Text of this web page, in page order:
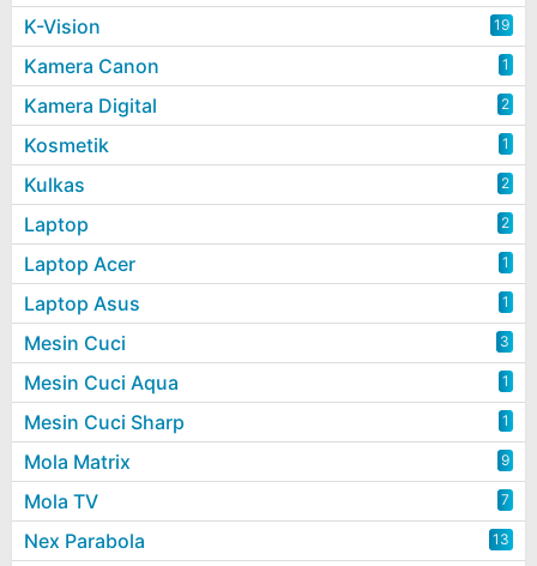
K-Vision 19
Kamera Canon 1
Kamera Digital 2
Kosmetik 1
Kulkas 2
Laptop 2
Laptop Acer 1
Laptop Asus 1
Mesin Cuci 3
Mesin Cuci Aqua 1
Mesin Cuci Sharp 1
Mola Matrix 9
Mola TV 7
Nex Parabola 13